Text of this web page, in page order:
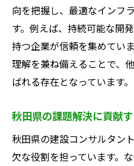
向を把握し、最適なインフ
す。例えば、持続可能な開
持つ企業が信頼を集めてい
理解を兼ね備えることで、
ばれる存在となっています。
秋田県の課題解決に貢献
秋田県の建設コンサルタン
欠な役割を担っています。